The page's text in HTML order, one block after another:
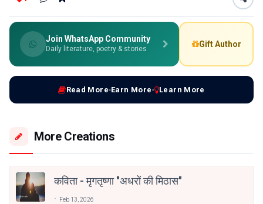
Join WhatsApp Community
Daily literature, poetry & stories
Gift Author
Read More Earn More Learn More
More Creations
कविता - मृगतृष्णा "अधरों की मिठास"
Feb 13, 2026